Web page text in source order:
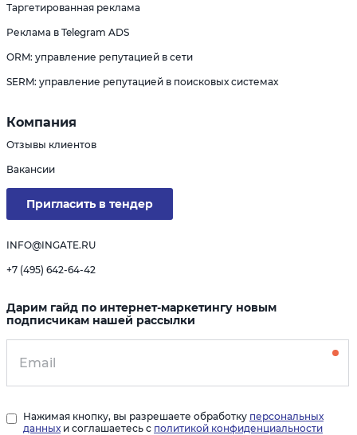
Таргетированная реклама
Реклама в Telegram ADS
ORM: управление репутацией в сети
SERM: управление репутацией в поисковых системах
Компания
Отзывы клиентов
Вакансии
Пригласить в тендер
INFO@INGATE.RU
+7 (495) 642-64-42
Дарим гайд по интернет-маркетингу новым
подписчикам нашей рассылки
Нажимая кнопку, вы разрешаете обработку персональных
данных и соглашаетесь с политикой конфиденциальности